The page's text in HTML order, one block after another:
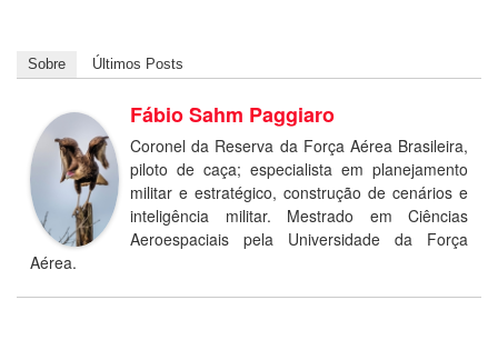
Sobre Últimos Posts
Fábio Sahm Paggiaro
Coronel da Reserva da Força Aérea Brasileira,
piloto de caça; especialista em planejamento
militar e estratégico, construção de cenários e
inteligência militar. Mestrado em Ciências
Aeroespaciais pela Universidade da Força
Aérea.